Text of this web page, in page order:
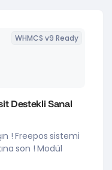
WHMCS v9 Ready
Destekli Sanal
! Freepos sistemi
son ! Modül